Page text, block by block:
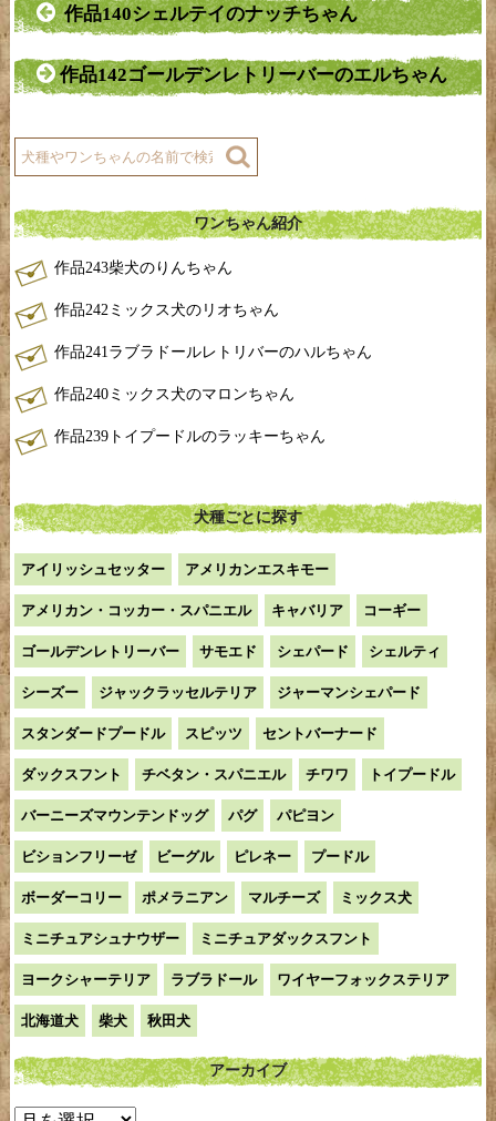
作品140シェルテイのナッチちゃん
作品142ゴールデンレトリーバーのエルちゃん
ワンちゃん紹介
作品243柴犬のりんちゃん
作品242ミックス犬のリオちゃん
作品241ラブラドールレトリバーのハルちゃん
作品240ミックス犬のマロンちゃん
作品239トイプードルのラッキーちゃん
犬種ごとに探す
アイリッシュセッター アメリカンエスキモー
アメリカン・コッカー・スパニエル キャバリア コーギー
ゴールデンレトリーバー サモエド シェパード シェルティ
シーズー ジャックラッセルテリア ジャーマンシェパード
スタンダードプードル スピッツ セントバーナード
ダックスフント チベタン・スパニエル チワワ トイプードル
バーニーズマウンテンドッグ パグ パピヨン
ビションフリーゼ ビーグル ピレネー プードル
ボーダーコリー ポメラニアン マルチーズ ミックス犬
ミニチュアシュナウザー ミニチュアダックスフント
ヨークシャーテリア ラブラドール ワイヤーフォックステリア
北海道犬 柴犬 秋田犬
アーカイブ